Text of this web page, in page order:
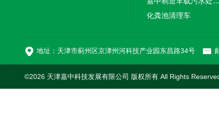
化粪池清理车
地址：天津市蓟州区京津州河科技产业园东昌路34号
©2026 天津嘉中科技发展有限公司 版权所有 All Rights